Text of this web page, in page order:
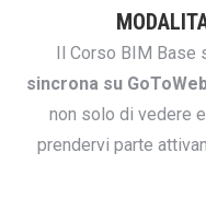
Il Corso BIM Base
sincrona su
non solo di vedere
prendervi parte